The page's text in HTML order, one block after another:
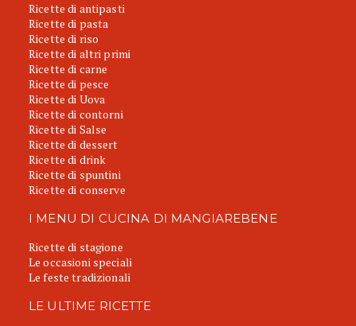
Ricette di antipasti
Ricette di pasta
Ricette di riso
Ricette di altri primi
Ricette di carne
Ricette di pesce
Ricette di Uova
Ricette di contorni
Ricette di Salse
Ricette di dessert
Ricette di drink
Ricette di spuntini
Ricette di conserve
I MENU DI CUCINA DI MANGIAREBENE
Ricette di stagione
Le occasioni speciali
Le feste tradizionali
LE ULTIME RICETTE